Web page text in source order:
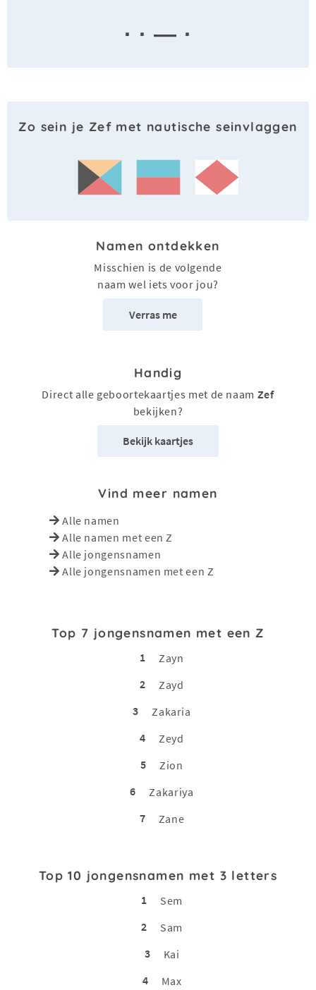
· · — ·
Zo sein je Zef met nautische seinvlaggen
Namen ontdekken
Misschien is de volgende
naam wel iets voor jou?
Verras me
Handig
Direct alle geboortekaartjes met de naam Zef
bekijken?
Bekijk kaartjes
Vind meer namen
Alle namen
Alle namen met een Z
Alle jongensnamen
Alle jongensnamen met een Z
Top 7 jongensnamen met een Z
1
Zayn
2
Zayd
3
Zakaria
4
Zeyd
5
Zion
6
Zakariya
7
Zane
Top 10 jongensnamen met 3 letters
1
Sem
2
Sam
3
Kai
4
Max